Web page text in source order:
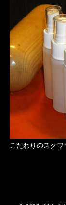
こだわりのスクワ